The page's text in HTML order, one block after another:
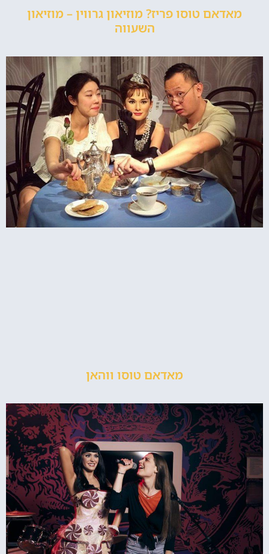
מאדאם טוסו פריז? מוזיאון גרווין – מוזיאון
השעווה
מאדאם טוסו ווהאן